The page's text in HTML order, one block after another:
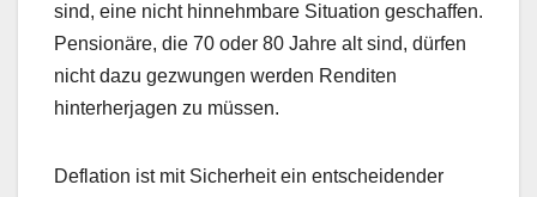
sind, eine nicht hinnehmbare Situation geschaffen.
Pensionäre, die 70 oder 80 Jahre alt sind, dürfen
nicht dazu gezwungen werden Renditen
hinterherjagen zu müssen.
Deflation ist mit Sicherheit ein entscheidender